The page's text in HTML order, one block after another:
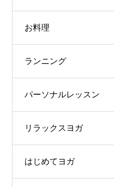
お料理
ランニング
パーソナルレッスン
リラックスヨガ
はじめてヨガ